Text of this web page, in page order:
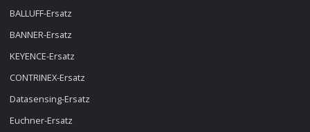
BALLUFF-Ersatz
BANNER-Ersatz
KEYENCE-Ersatz
CONTRINEX-Ersatz
Datasensing-Ersatz
Euchner-Ersatz